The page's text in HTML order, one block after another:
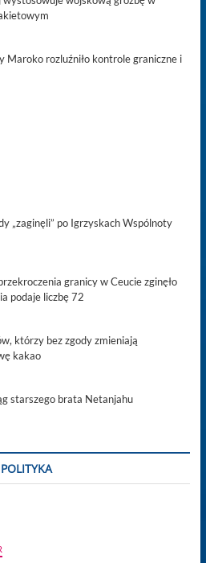
Maroko rozluźniło kontrole graniczne i
„zaginęli” po Igrzyskach Wspólnoty
granicy w Ceucie zginęło
podaje liczbę 72
którzy bez zgody zmieniają
kakao
starszego brata Netanjahu
POLITYKA